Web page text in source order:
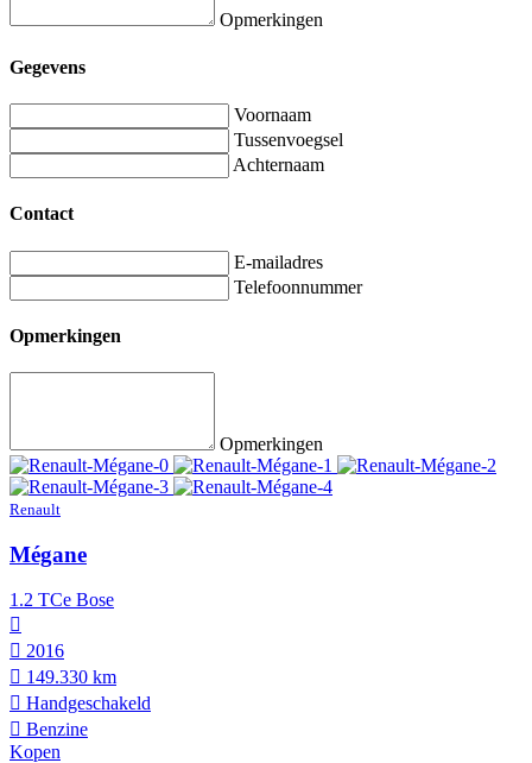
Opmerkingen
Gegevens
Voornaam
Tussenvoegsel
Achternaam
Contact
E-mailadres
Telefoonnummer
Opmerkingen
Opmerkingen
Renault
Mégane
1.2 TCe Bose
2016
149.330 km
Hand­geschakeld
Benzine
Kopen